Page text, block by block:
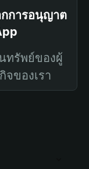
กการอนุญาต
ทรัพย์ของผู้
ของเรา